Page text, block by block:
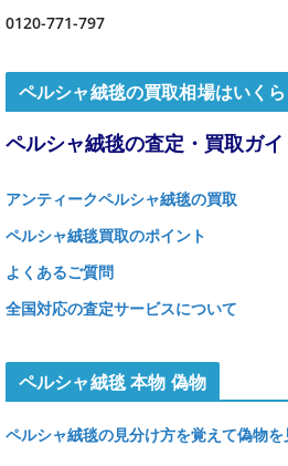
0120-771-797
ペルシャ絨毯の買取相場はいくら
ペルシャ絨毯の査定・買取ガイ
アンティークペルシャ絨毯の買取
ペルシャ絨毯買取のポイント
よくあるご質問
全国対応の査定サービスについて
ペルシャ絨毯 本物 偽物
ペルシャ絨毯の見分け方を覚えて偽物を